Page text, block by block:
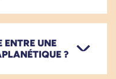
ENTRE UNE
?